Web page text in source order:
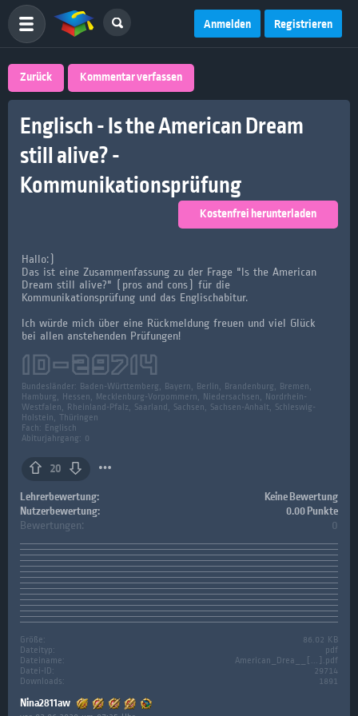
Anmelden Registrieren
Zurück Kommentar verfassen
Englisch - Is the American Dream
still alive? -
Kommunikationsprüfung
Kostenfrei herunterladen
Lehrerbewertung:
Keine Bewertung
Nutzerbewertung:
0.00 Punkte
Bewertungen: 0
Größe:
86.02 KB
Dateityp:
pdf
Dateiname:
American_Drea__[...].pdf
Datei-ID:
29714
Downloads:
1891
Nina2811aw
Hallo:)
Das ist eine Zusammenfassung zu der Frage "Is the American
Dream still alive?" (pros and cons) für die
Kommunikationsprüfung und das Englischabitur.
Ich würde mich über eine Rückmeldung freuen und viel Glück
bei allen anstehenden Prüfungen!
ID-29714
Bundesländer: Baden-Württemberg, Bayern, Berlin, Brandenburg, Bremen,
Hamburg, Hessen, Mecklenburg-Vorpommern, Niedersachsen, Nordrhein-
Westfalen, Rheinland-Pfalz, Saarland, Sachsen, Sachsen-Anhalt, Schleswig-
Holstein, Thüringen
Fach: Englisch
Abiturjahrgang: 0
20